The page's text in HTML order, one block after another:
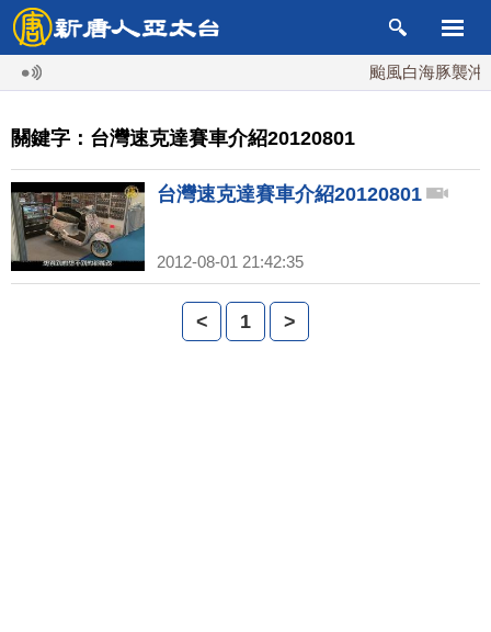
颱風白海豚襲沖
關鍵字：台灣速克達賽車介紹20120801
台灣速克達賽車介紹20120801
2012-08-01 21:42:35
< 1 >